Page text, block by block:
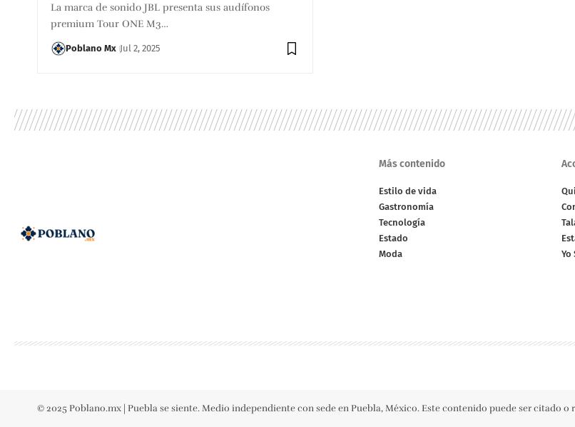
La marca de sonido JBL presenta sus audífonos
premium Tour ONE M3…
Poblano Mx Jul 2, 2025
Más contenido
Estilo de vida
Gastronomía
Tecnología
Estado
Moda
Yo
© 2025 Poblano.mx | Puebla se siente. Medio independiente con sede en Puebla, México. Este contenido puede ser citado